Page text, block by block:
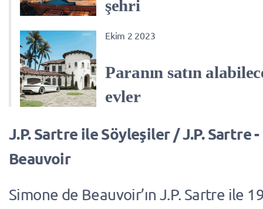
şehri
Ekim 2 2023
Paranın satın
evler
J.P. Sartre ile Söyleşiler / J.P. Sartre
Beauvoir
Simone de Beauvoir’ın J.P. Sartre ile